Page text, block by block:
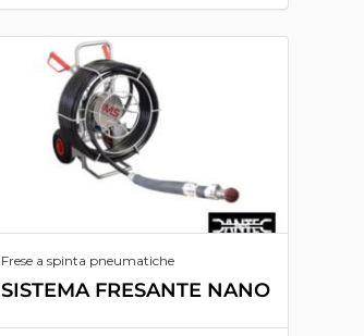
Frese a spinta pneumatiche
SISTEMA FRESANTE NANO